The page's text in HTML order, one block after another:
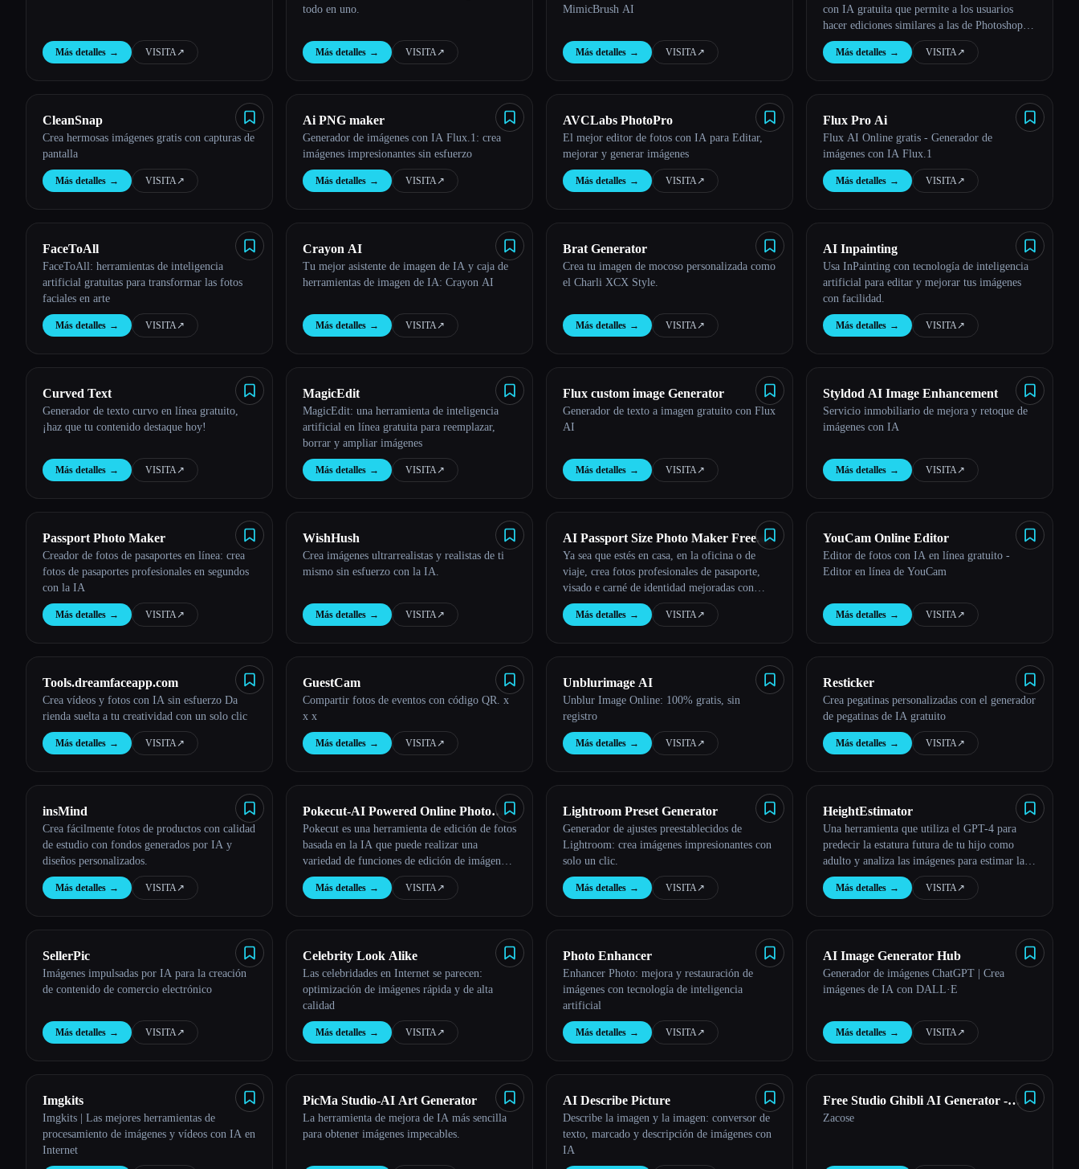
Más detalles → VISITA↗︎
todo en uno.
Más detalles → VISITA↗︎
MimicBrush AI
Más detalles → VISITA↗︎
con IA gratuita que permite a los usuarios
hacer ediciones similares a las de Photoshop de
forma rápida y sencilla.
Más detalles → VISITA↗︎
CleanSnap
Crea hermosas imágenes gratis con capturas de
pantalla
Más detalles → VISITA↗︎
Ai PNG maker
Generador de imágenes con IA Flux.1: crea
imágenes impresionantes sin esfuerzo
Más detalles → VISITA↗︎
AVCLabs PhotoPro
El mejor editor de fotos con IA para Editar,
mejorar y generar imágenes
Más detalles → VISITA↗︎
Flux Pro Ai
Flux AI Online gratis - Generador de
imágenes con IA Flux.1
Más detalles → VISITA↗︎
FaceToAll
FaceToAll: herramientas de inteligencia
artificial gratuitas para transformar las fotos
faciales en arte
Más detalles → VISITA↗︎
Crayon AI
Tu mejor asistente de imagen de IA y caja de
herramientas de imagen de IA: Crayon AI
Más detalles → VISITA↗︎
Brat Generator
Crea tu imagen de mocoso personalizada como
el Charli XCX Style.
Más detalles → VISITA↗︎
AI Inpainting
Usa InPainting con tecnología de inteligencia
artificial para editar y mejorar tus imágenes
con facilidad.
Más detalles → VISITA↗︎
Curved Text
Generador de texto curvo en línea gratuito,
¡haz que tu contenido destaque hoy!
Más detalles → VISITA↗︎
MagicEdit
MagicEdit: una herramienta de inteligencia
artificial en línea gratuita para reemplazar,
borrar y ampliar imágenes
Más detalles → VISITA↗︎
Flux custom image Generator
Generador de texto a imagen gratuito con Flux
AI
Más detalles → VISITA↗︎
Styldod AI Image Enhancement
Servicio inmobiliario de mejora y retoque de
imágenes con IA
Más detalles → VISITA↗︎
Passport Photo Maker
Creador de fotos de pasaportes en línea: crea
fotos de pasaportes profesionales en segundos
con la IA
Más detalles → VISITA↗︎
WishHush
Crea imágenes ultrarrealistas y realistas de ti
mismo sin esfuerzo con la IA.
Más detalles → VISITA↗︎
AI Passport Size Photo Maker Free
Online | Supawork AI (No sign-up)
Ya sea que estés en casa, en la oficina o de
viaje, crea fotos profesionales de pasaporte,
visado e carné de identidad mejoradas con
inteligencia artificial sin esfuerzo con nuestro
creador de fotos de pasaportes gratuito.
Más detalles → VISITA↗︎
YouCam Online Editor
Editor de fotos con IA en línea gratuito -
Editor en línea de YouCam
Más detalles → VISITA↗︎
Tools.dreamfaceapp.com
Crea vídeos y fotos con IA sin esfuerzo Da
rienda suelta a tu creatividad con un solo clic
Más detalles → VISITA↗︎
GuestCam
Compartir fotos de eventos con código QR. x
x x
Más detalles → VISITA↗︎
Unblurimage AI
Unblur Image Online: 100% gratis, sin
registro
Más detalles → VISITA↗︎
Resticker
Crea pegatinas personalizadas con el generador
de pegatinas de IA gratuito
Más detalles → VISITA↗︎
insMind
Crea fácilmente fotos de productos con calidad
de estudio con fondos generados por IA y
diseños personalizados.
Más detalles → VISITA↗︎
Pokecut-AI Powered Online Photo
Editor
Pokecut es una herramienta de edición de fotos
basada en la IA que puede realizar una
variedad de funciones de edición de imágenes,
como eliminar fondos, mejorar fotos y
cambiar fondos de forma gratuita.
Más detalles → VISITA↗︎
Lightroom Preset Generator
Generador de ajustes preestablecidos de
Lightroom: crea imágenes impresionantes con
solo un clic.
Más detalles → VISITA↗︎
HeightEstimator
Una herramienta que utiliza el GPT-4 para
predecir la estatura futura de tu hijo como
adulto y analiza las imágenes para estimar la
estatura.
Más detalles → VISITA↗︎
SellerPic
Imágenes impulsadas por IA para la creación
de contenido de comercio electrónico
Más detalles → VISITA↗︎
Celebrity Look Alike
Las celebridades en Internet se parecen:
optimización de imágenes rápida y de alta
calidad
Más detalles → VISITA↗︎
Photo Enhancer
Enhancer Photo: mejora y restauración de
imágenes con tecnología de inteligencia
artificial
Más detalles → VISITA↗︎
AI Image Generator Hub
Generador de imágenes ChatGPT | Crea
imágenes de IA con DALL·E
Más detalles → VISITA↗︎
Imgkits
Imgkits | Las mejores herramientas de
procesamiento de imágenes y vídeos con IA en
Internet
PicMa Studio-AI Art Generator
La herramienta de mejora de IA más sencilla
para obtener imágenes impecables.
AI Describe Picture
Describe la imagen y la imagen: conversor de
texto, marcado y descripción de imágenes con
IA
Free Studio Ghibli AI Generator -
zacose
Zacose